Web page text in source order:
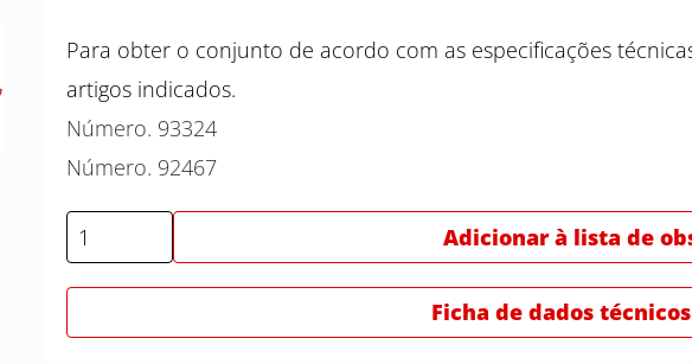
Para obter o conjunto de acordo com as especificações
artigos indicados.
Número. 93324
Número. 92467
Adicionar à lista de
Ficha de dados técnicos